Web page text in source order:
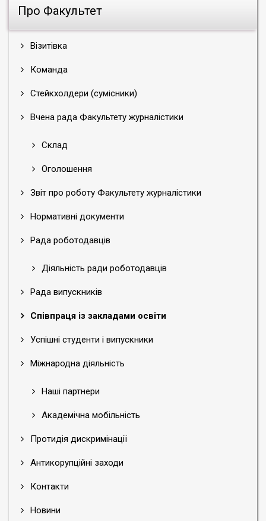
Про Факультет
Візитівка
Команда
Стейкхолдери (сумісники)
Вчена рада Факультету журналістики
Склад
Оголошення
Звіт про роботу Факультету журналістики
Нормативні документи
Рада роботодавців
Діяльність ради роботодавців
Рада випускників
Співпраця із закладами освіти
Успішні студенти і випускники
Міжнародна діяльність
Наші партнери
Академічна мобільність
Протидія дискримінації
Антикорупційні заходи
Контакти
Новини